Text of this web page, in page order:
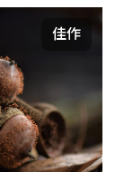
佳作